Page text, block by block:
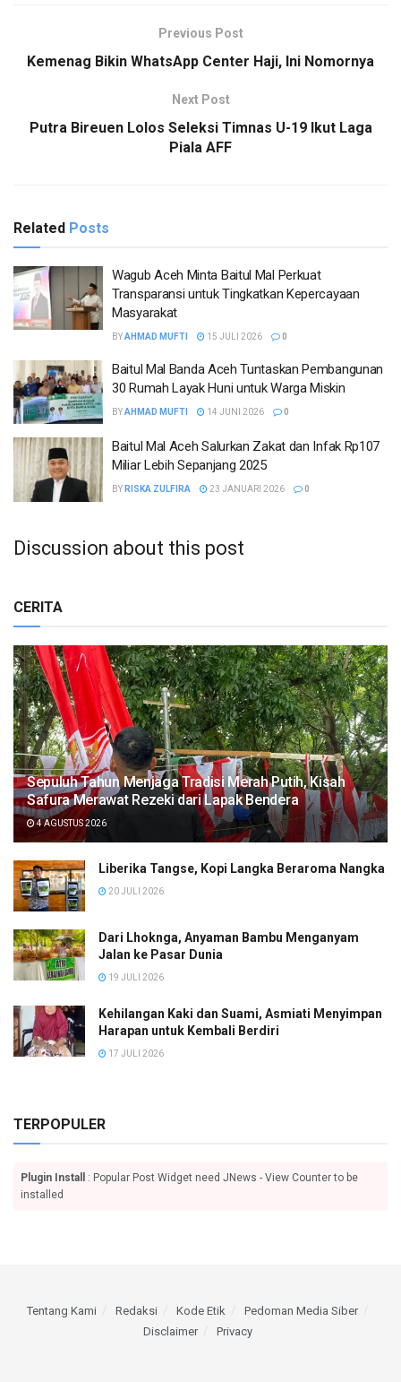
Previous Post
Kemenag Bikin WhatsApp Center Haji, Ini Nomornya
Next Post
Putra Bireuen Lolos Seleksi Timnas U-19 Ikut Laga
Piala AFF
Related Posts
Wagub Aceh Minta Baitul Mal Perkuat
Transparansi untuk Tingkatkan Kepercayaan
Masyarakat
BYAHMAD MUFTI 15 JULI 2026 0
Baitul Mal Banda Aceh Tuntaskan Pembangunan
30 Rumah Layak Huni untuk Warga Miskin
BYAHMAD MUFTI 14 JUNI 2026 0
Baitul Mal Aceh Salurkan Zakat dan Infak Rp107
Miliar Lebih Sepanjang 2025
BY RISKA ZULFIRA 23 JANUARI 2026 0
Discussion about this post
CERITA
Sepuluh Tahun Menjaga Tradisi Merah Putih, Kisah
Safura Merawat Rezeki dari Lapak Bendera
4 AGUSTUS 2026
Liberika Tangse, Kopi Langka Beraroma Nangka
20 JULI 2026
Dari Lhoknga, Anyaman Bambu Menganyam
Jalan ke Pasar Dunia
19 JULI 2026
Kehilangan Kaki dan Suami, Asmiati Menyimpan
Harapan untuk Kembali Berdiri
17 JULI 2026
TERPOPULER
Plugin Install
: Popular Post Widget need JNews - View Counter to be
installed
Tentang Kami Redaksi Kode Etik
Pedoman Media Siber
Disclaimer
Privacy